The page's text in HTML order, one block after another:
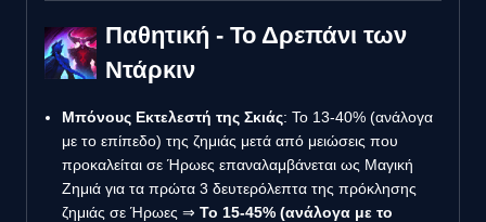
Παθητική - Το Δρεπάνι των
Ντάρκιν
Μπόνους Εκτελεστή της Σκιάς: Το 13-40% (ανάλογα
με το επίπεδο) της ζημιάς μετά από μειώσεις που
προκαλείται σε Ήρωες επαναλαμβάνεται ως Μαγική
Ζημιά για τα πρώτα 3 δευτερόλεπτα της πρόκλησης
ζημιάς σε Ήρωες ⇒ Το 15-45% (ανάλογα με το